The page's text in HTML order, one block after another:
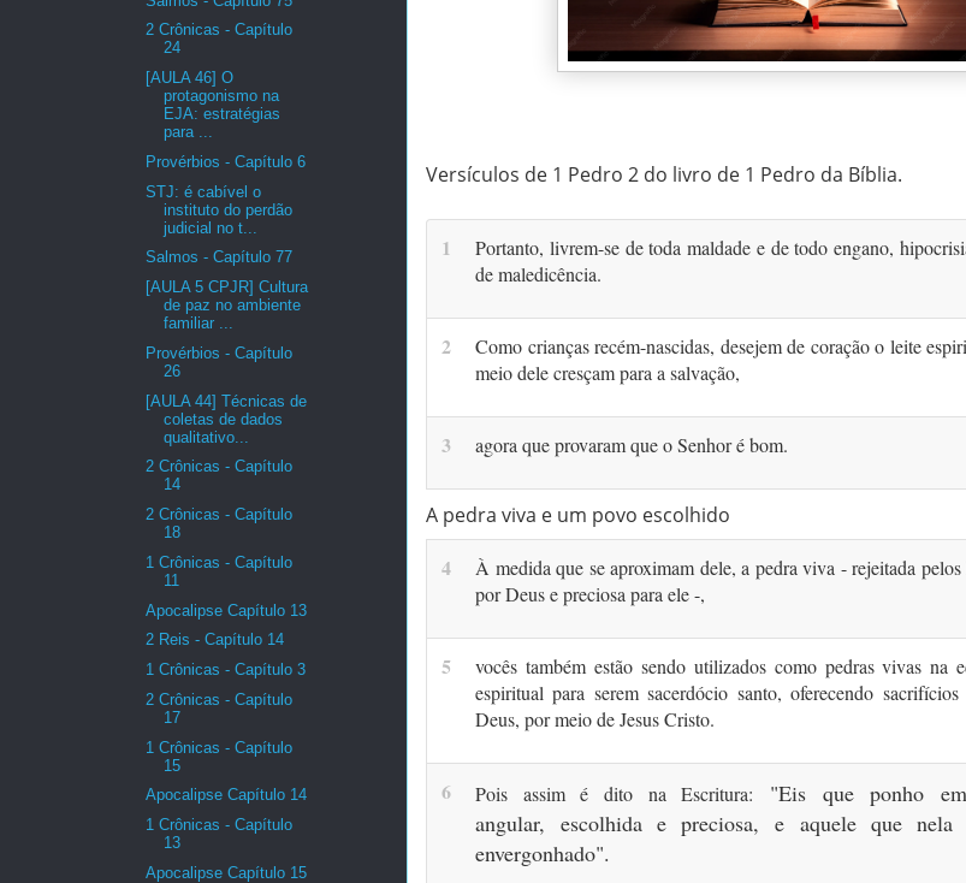
Versículos de 1 Pedro 2 do livro de 1 Pedro da Bíblia.
1
Portanto, livrem-se de toda maldade e de todo engano,
de maledicência.
2
Como crianças recém-nascidas, desejem de coração o leite
meio dele cresçam para a salvação,
3 agora que provaram que o Senhor é bom.
A pedra viva e um povo escolhido
4
À medida que se aproximam dele, a pedra viva - rejeitada
por Deus e preciosa para ele -,
5
vocês também estão sendo utilizados como pedras vivas na
espiritual para serem sacerdócio santo, oferecendo
Deus, por meio de Jesus Cristo.
6 Pois assim é dito na Escritura: "Eis que ponho
angular,escolhida e preciosa,e aquele que nela
envergonhado".
2 Crônicas - Capítulo
24
[AULA 46] O
protagonismo na
EJA: estratégias
para ...
Provérbios - Capítulo 6
STJ: é cabível o
instituto do perdão
judicial no t...
Salmos - Capítulo 77
[AULA 5 CPJR] Cultura
de paz no ambiente
familiar ...
Provérbios - Capítulo
26
[AULA 44] Técnicas de
coletas de dados
qualitativo...
2 Crônicas - Capítulo
14
2 Crônicas - Capítulo
18
1 Crônicas - Capítulo
11
Apocalipse Capítulo 13
2 Reis - Capítulo 14
1 Crônicas - Capítulo 3
2 Crônicas - Capítulo
17
1 Crônicas - Capítulo
15
Apocalipse Capítulo 14
1 Crônicas - Capítulo
13
Apocalipse Capítulo 15